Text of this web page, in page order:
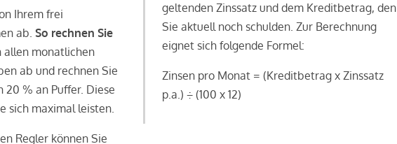
Ihrem frei
ab. So rechnen Sie
allen monatlichen
ab und rechnen Sie
20 % an Puffer. Diese
sich maximal leisten.
Regler können Sie
geltenden Zinssatz und dem Kreditbetrag, den
Sie aktuell noch schulden. Zur Berechnung
eignet sich folgende Formel:
Zinsen pro Monat = (Kreditbetrag x Zinssatz
p.a.) ÷ (100 x 12)